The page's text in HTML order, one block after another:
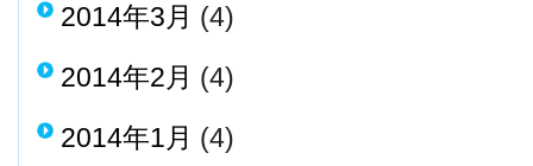
2014年3月 (4)
2014年2月 (4)
2014年1月 (4)